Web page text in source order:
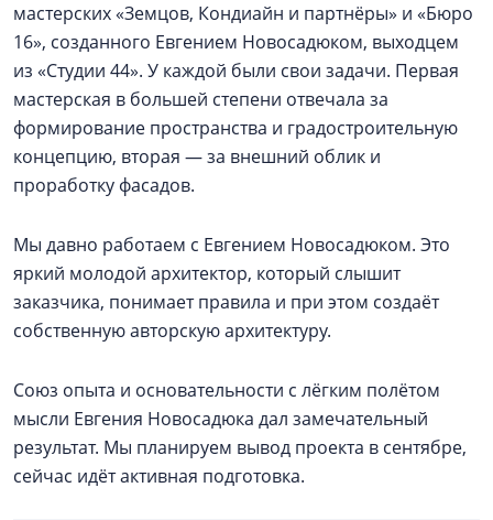
мастерских «Земцов, Кондиайн и партнёры» и «Бюро
16», созданного Евгением Новосадюком, выходцем
из «Студии 44». У каждой были свои задачи. Первая
мастерская в большей степени отвечала за
формирование пространства и градостроительную
концепцию, вторая — за внешний облик и
проработку фасадов.
Мы давно работаем с Евгением Новосадюком. Это
яркий молодой архитектор, который слышит
заказчика, понимает правила и при этом создаёт
собственную авторскую архитектуру.
Союз опыта и основательности с лёгким полётом
мысли Евгения Новосадюка дал замечательный
результат. Мы планируем вывод проекта в сентябре,
сейчас идёт активная подготовка.